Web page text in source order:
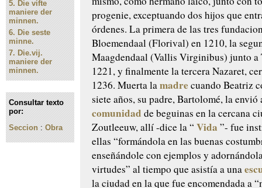
5.Die vifte
maniere der
minnen.
6.Die seste
minne.
7.Die.vij.
maniere der
minnen.
Consultar texto
por:
Seccion:Obra
progenie, exceptuando dos hijos que
órdenes. La primera de las tres
Bloemendaal (Florival) en 1210, la
Maagdendaal (Vallis Virginibus) junto a
1221, y finalmente la tercera Nazaret,
1236. Muerta lamadre cuando Beatriz
siete años, su padre, Bartolomé, la
comunidad de beguinas en la cercana
Zoutleeuw, allí -dice la “Vida ”- fue
ellas “formándola en las buenas
enseñándole con ejemplos y
virtudes” al tiempo que asistía a una
la ciudad en la que fue encomendada a